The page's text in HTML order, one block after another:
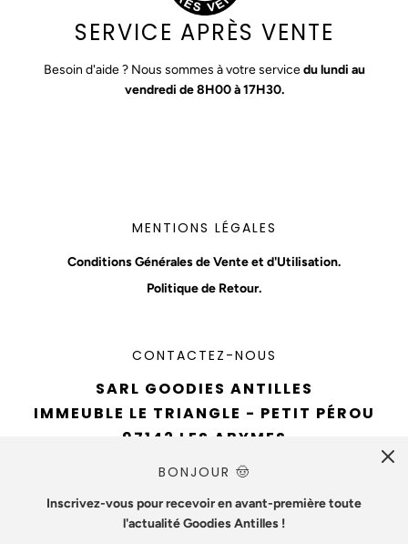
SERVICE APRÈS VENTE
Besoin d'aide ? Nous sommes à votre servicedu lundi au
vendredi de 8H00 à 17H30.
MENTIONS LÉGALES
Conditions Générales de Vente et d'Utilisation.
Politique de Retour.
CONTACTEZ-NOUS
SARL GOODIES ANTILLES
IMMEUBLE LE TRIANGLE - PETIT PÉROU
97142 LES ABYMES
TÉL : 0690 94 61 93
CONTACT@GOODIESANTILLES.COM
NUMÉRO SIREN : 890715642
BONJOUR 🤠
Inscrivez-vous pour recevoir en avant-première toute
l'actualité Goodies Antilles !